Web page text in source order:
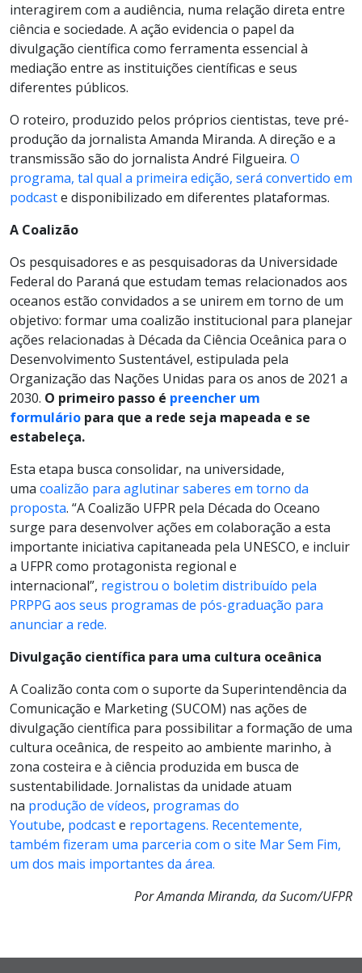
interagirem com a audiência, numa relação direta entre
ciência e sociedade. A ação evidencia o papel da
divulgação científica como ferramenta essencial à
mediação entre as instituições científicas e seus
diferentes públicos.
O roteiro, produzido pelos próprios cientistas, teve pré-
produção da jornalista Amanda Miranda. A direção e a
transmissão são do jornalista André Filgueira. O
programa, tal qual a primeira edição, será convertido em
podcaste disponibilizado em diferentes plataformas.
A Coalizão
Os pesquisadores e as pesquisadoras da Universidade
Federal do Paraná que estudam temas relacionados aos
oceanos estão convidados a se unirem em torno de um
objetivo: formar uma coalizão institucional para planejar
ações relacionadas à Década da Ciência Oceânica para o
Desenvolvimento Sustentável, estipulada pela
Organização das Nações Unidas para os anos de 2021 a
2030. O primeiro passo é preencher um
formulário para que a rede seja mapeada e se
estabeleça.
Esta etapa busca consolidar, na universidade,
uma coalizão para aglutinar saberes em torno da
proposta. “A Coalizão UFPR pela Década do Oceano
surge para desenvolver ações em colaboração a esta
importante iniciativa capitaneada pela UNESCO, e incluir
a UFPR como protagonista regional e
internacional”, registrou o boletim distribuído pela
PRPPG aos seus programas de pós-graduação para
anunciar a rede.
Divulgação científica para uma cultura oceânica
A Coalizão conta com o suporte da Superintendência da
Comunicação e Marketing (SUCOM) nas ações de
divulgação científica para possibilitar a formação de uma
cultura oceânica, de respeito ao ambiente marinho, à
zona costeira e à ciência produzida em busca de
sustentabilidade. Jornalistas da unidade atuam
na produção de vídeos, programas do
Youtube, podcaste reportagens. Recentemente,
também fizeram uma parceria com o site Mar Sem Fim,
um dos mais importantes da área.
Por Amanda Miranda, da Sucom/UFPR